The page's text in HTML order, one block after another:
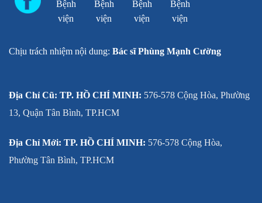
Chịu trách nhiệm nội dung: Bác sĩ Phùng Mạnh Cường
Địa Chỉ Cũ: TP. HỒ CHÍ MINH: 576-578 Cộng Hòa, Phường
13, Quận Tân Bình, TP.HCM
Địa Chỉ Mới: TP. HỒ CHÍ MINH: 576-578 Cộng Hòa,
Phường Tân Bình, TP.HCM